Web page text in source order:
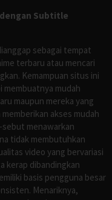
Subtitle
sebagai tempat
terbaru atau mencari
Kemampuan situs ini
membuatnya mudah
maupun mereka yang
akses mudah
menawarkan
tidak membutuhkan
video yang bervariasi
kerap dibandingkan
basis pengguna besar
Menariknya,